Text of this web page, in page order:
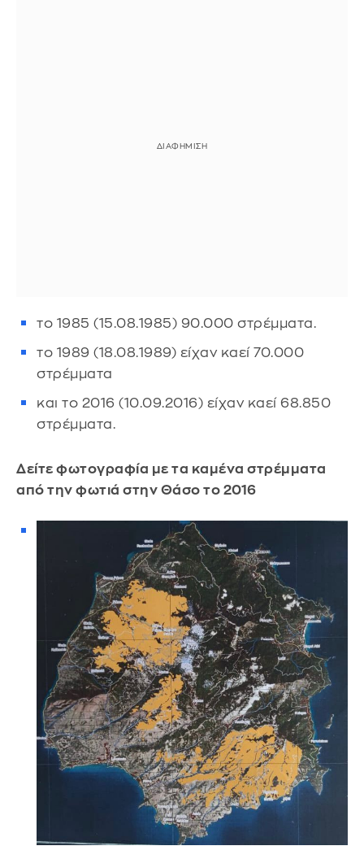
το 1985 (15.08.1985) 90.000 στρέμματα.
το 1989 (18.08.1989) είχαν καεί 70.000
στρέμματα
και το 2016 (10.09.2016) είχαν καεί 68.850
στρέμματα.
Δείτε φωτογραφία με τα καμένα στρέμματα
από την φωτιά στην Θάσο το 2016